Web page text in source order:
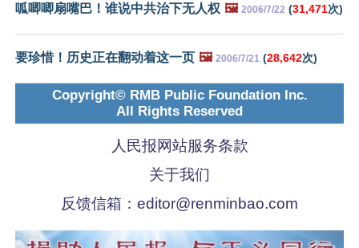
呱唧唧扇嘴巴！谁说中共治下无人权 🖼️ 2006/7/22 (31,471次)
要珍惜！历史正在翻动着这一页 🖼️ 2006/7/21 (28,642次)
Copyright© RMB Public Foundation Inc.
All Rights Reserved
人民报网站服务条款
关于我们
反馈信箱： editor@renminbao.com